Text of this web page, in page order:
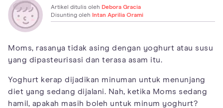
Artikel ditulis oleh Debora Gracia
Disunting oleh Intan Aprilia Orami
Moms, rasanya tidak asing dengan yoghurt atau susu
yang dipasteurisasi dan terasa asam itu.
Yoghurt kerap dijadikan minuman untuk menunjang
diet yang sedang dijalani. Nah, ketika Moms sedang
hamil, apakah masih boleh untuk minum yoghurt?